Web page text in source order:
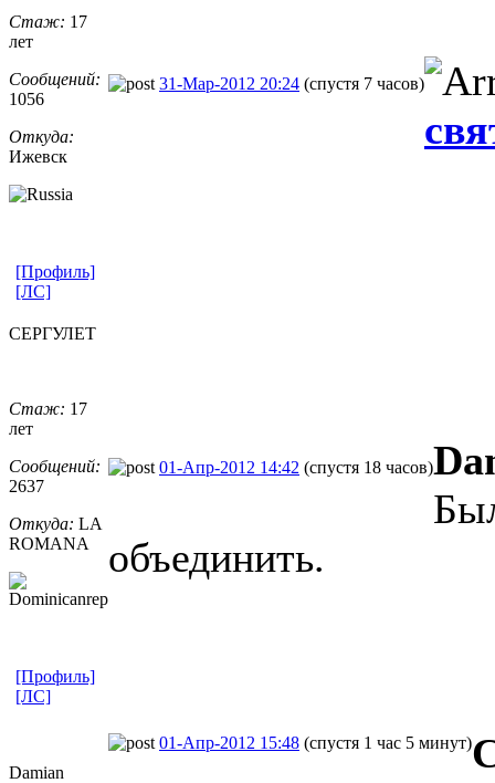
Стаж: 17
лет
Сообщений:
1056
Откуда:
Ижевск
31-Мар-2012 20:24 (спустя 7 часов)
[Профиль]
[ЛС]
СЕРГУЛЕТ
Стаж: 17
лет
Сообщений:
2637
Откуда: LA
ROMANA
01-Апр-2012 14:42 (спустя 18 часов)
объединить.
[Профиль]
[ЛС]
Damian
01-Апр-2012 15:48 (спустя 1 час 5 минут)